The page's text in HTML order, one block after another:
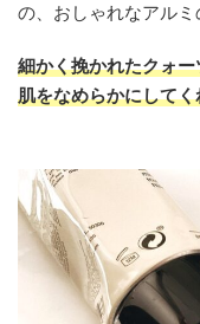
の、おしゃれなアル
細かく挽かれたクォ
肌をなめらかにして